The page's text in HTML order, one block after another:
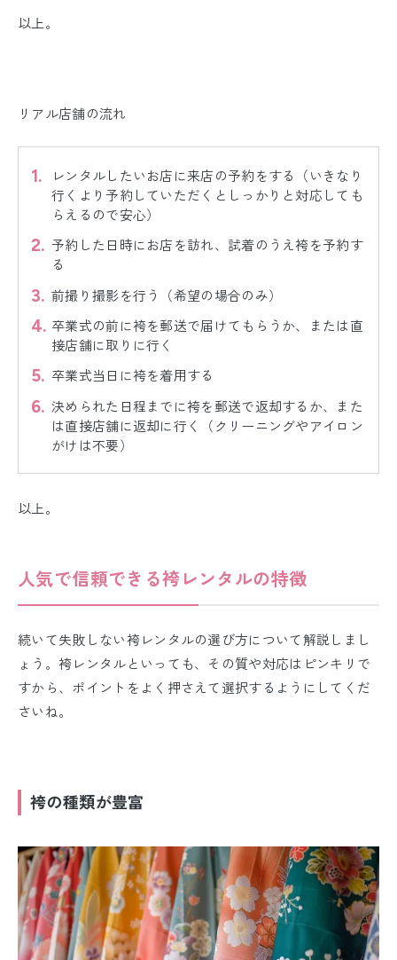
以上。
リアル店舗の流れ
レンタルしたいお店に来店の予約をする（いきなり
行くより予約していただくとしっかりと対応しても
らえるので安心）
予約した日時にお店を訪れ、試着のうえ袴を予約す
る
前撮り撮影を行う（希望の場合のみ）
卒業式の前に袴を郵送で届けてもらうか、または直
接店舗に取りに行く
卒業式当日に袴を着用する
決められた日程までに袴を郵送で返却するか、また
は直接店舗に返却に行く（クリーニングやアイロン
がけは不要）
以上。
人気で信頼できる袴レンタルの特徴
続いて失敗しない袴レンタルの選び方について解説しまし
ょう。袴レンタルといっても、その質や対応はピンキリで
すから、ポイントをよく押さえて選択するようにしてくだ
さいね。
袴の種類が豊富